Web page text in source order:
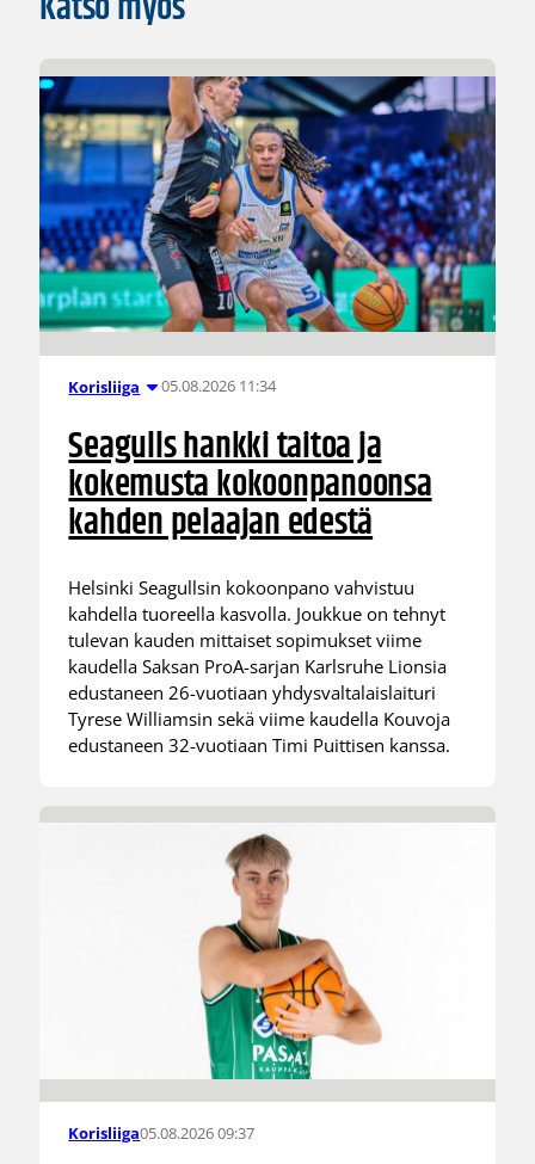
Korisliiga 05.08.2026 11:34
Seagulls hankki taitoa ja
kokemusta kokoonpanoonsa
kahden pelaajan edestä
Helsinki Seagullsin kokoonpano vahvistuu
kahdella tuoreella kasvolla. Joukkue on tehnyt
tulevan kauden mittaiset sopimukset viime
kaudella Saksan ProA-sarjan Karlsruhe Lionsia
edustaneen 26-vuotiaan yhdysvaltalaislaituri
Tyrese Williamsin sekä viime kaudella Kouvoja
edustaneen 32-vuotiaan Timi Puittisen kanssa.
Korisliiga05.08.2026 09:37